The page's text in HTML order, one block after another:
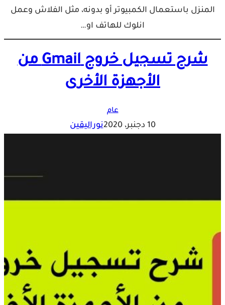
المنزل باستعمال الكمبيوتر أو بدونه، مثل الفلاش وعمل
انلوك للهاتف او…
شرح تسجيل خروج Gmail من
الأجهزة الأخرى
عام
10 دجنبر، 2020 نوراليقين